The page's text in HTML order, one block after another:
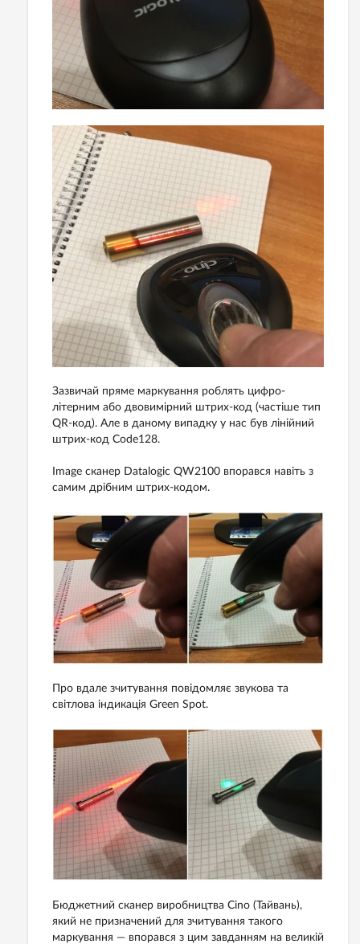
Зазвичай пряме маркування роблять цифро-
літерним або двовимірний штрих-код (частіше тип
QR-код). Але в даному випадку у нас був лінійний
штрих-код Code128.
Image сканер Datalogic QW2100 впорався навіть з
самим дрібним штрих-кодом.
Про вдале зчитування повідомляє звукова та
світлова індикація Green Spot.
Бюджетний сканер виробництва Cino (Тайвань),
який не призначений для зчитування такого
маркування — впорався з цим завданням на великій